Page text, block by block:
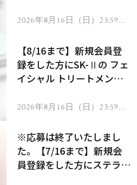
2026年8月16日（日）23:59ま
【8/16まで】新規会員登
録をした方にSK-Ⅱの フェ
イシャル トリートメント
2026年8月16日（日）23:59ま
※応募は終了いたしまし
た。【7/16まで】新規会
員登録をした方にステラボ